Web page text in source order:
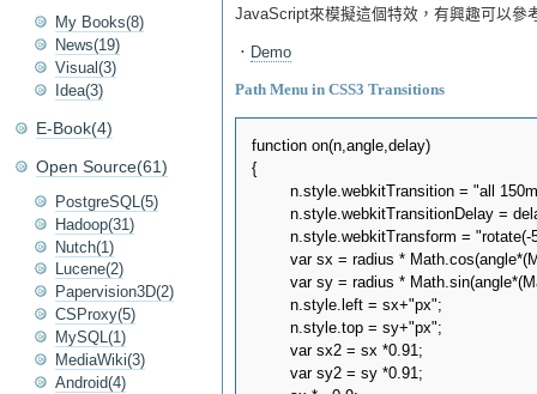
JavaScript來模擬這個特效，有興趣可以參
． Demo
Path Menu in CSS3 Transitions
function on(n,angle,delay)
{
My Books(8)
News(19)
Visual(3)
Idea(3)
E-Book(4)
Open Source(61)
PostgreSQL(5)
Hadoop(31)
Nutch(1)
Lucene(2)
Papervision3D(2)
CSProxy(5)
MySQL(1)
MediaWiki(3)
Android(4)